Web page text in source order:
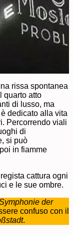
rissa spontanea
quarto atto
di lusso, ma
dedicato alla vita
Percorrendo viali
di
si può
in fiamme
cattura ogni
e le sue ombre.
der
confuso con il
.